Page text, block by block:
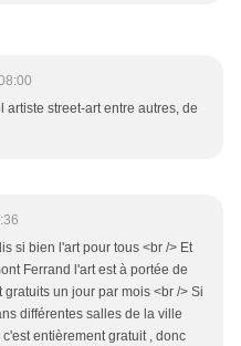
artiste street-art entre autres, de
si bien l'art pour tous <br /> Et
Ferrand l'art est à portée de
un jour par mois <br /> Si
différentes salles de la ville
entièrement gratuit , donc